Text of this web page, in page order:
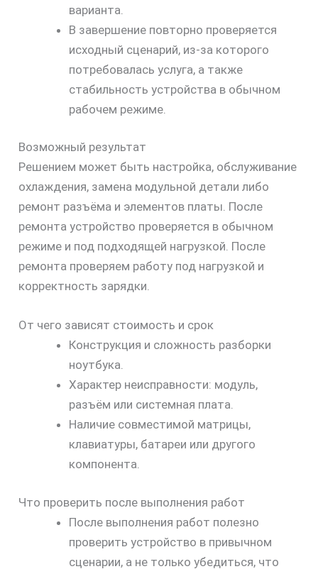
варианта.
В завершение повторно проверяется
исходный сценарий, из-за которого
потребовалась услуга, а также
стабильность устройства в обычном
рабочем режиме.
Возможный результат
Решением может быть настройка, обслуживание
охлаждения, замена модульной детали либо
ремонт разъёма и элементов платы. После
ремонта устройство проверяется в обычном
режиме и под подходящей нагрузкой. После
ремонта проверяем работу под нагрузкой и
корректность зарядки.
От чего зависят стоимость и срок
Конструкция и сложность разборки
ноутбука.
Характер неисправности: модуль,
разъём или системная плата.
Наличие совместимой матрицы,
клавиатуры, батареи или другого
компонента.
Что проверить после выполнения работ
После выполнения работ полезно
проверить устройство в привычном
сценарии, а не только убедиться, что